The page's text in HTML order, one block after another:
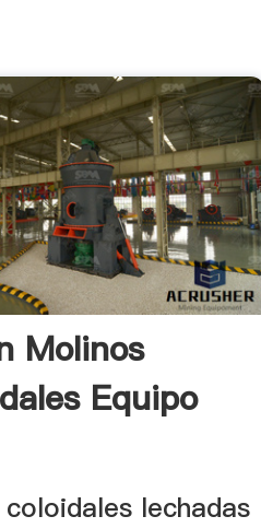
Molinos
Equipo
lechadas